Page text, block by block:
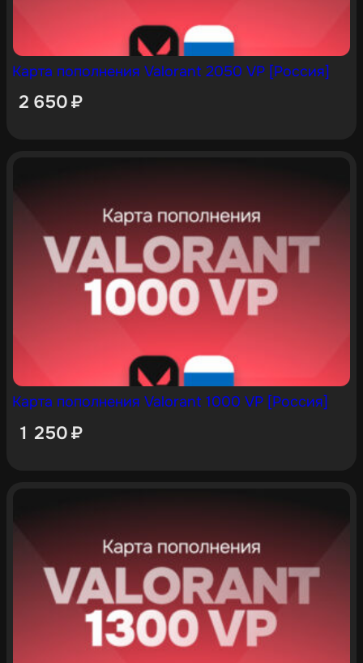
Карта пополнения Valorant 2050 VP [Россия]
2 650₽
Карта пополнения Valorant 1000 VP [Россия]
1 250₽